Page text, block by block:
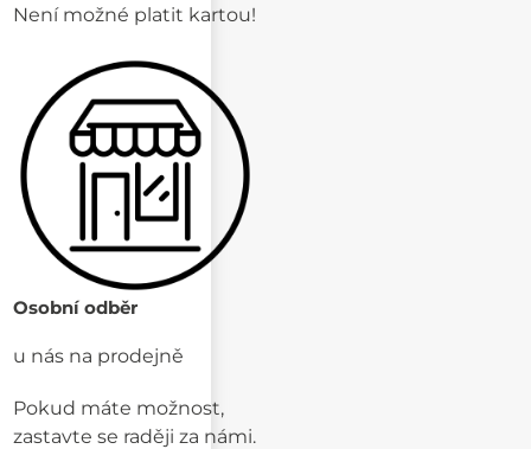
Není možné platit kartou!
Osobní odběr
u nás na prodejně
Pokud máte možnost,
zastavte se raději za námi.